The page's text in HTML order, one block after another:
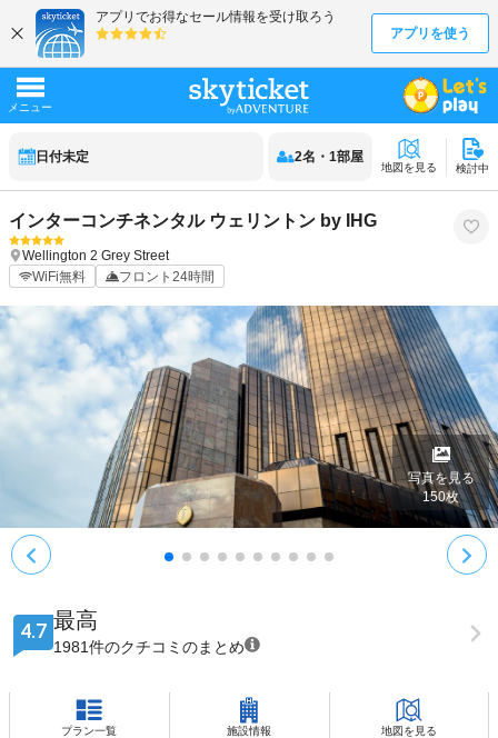
日付未定 2名 ・ 1部屋
地図を見る 検討中
インターコンチネンタル ウェリントン by IHG
Wellington 2 Grey Street
WiFi無料
フロント24時間
写真を見る
150枚
4.7 最高
1981件のクチコミのまとめ
プラン一覧 施設情報 地図を見る